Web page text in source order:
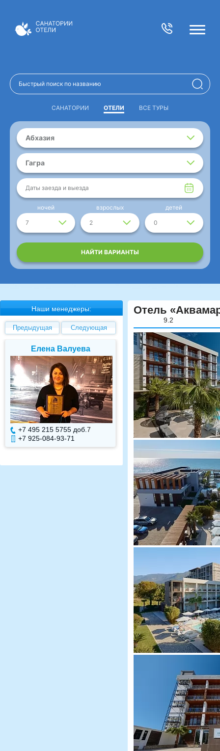
САНАТОРИИ ОТЕЛИ ВСЕ ТУРЫ
Абхазия
Гагра
Даты заезда и выезда
7
ночей
2
взрослых
0
детей
НАЙТИ ВАРИАНТЫ
Наши менеджеры:
Предыдущая Следующая
Елена Валуева
+7 495 215 5755 доб. 7
+7 925-084-93-71
Светлана
+7 495 215 5755 доб.
+7 925-084-93-70
Отель
9.2